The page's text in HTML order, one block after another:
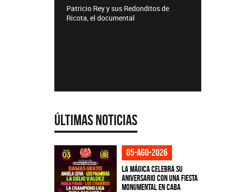
Patricio Rey y sus Redonditos de
Ricota, el documental
Últimas Noticias
05-ago-2026
La Mágica celebra su
aniversario con una fiesta
monumental en CABA